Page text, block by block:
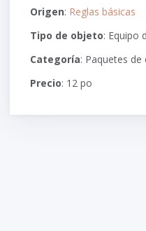
Origen: Reglas básicas
Tipo de objeto: Equipo
Categoría: Paquetes de
Precio: 12 po